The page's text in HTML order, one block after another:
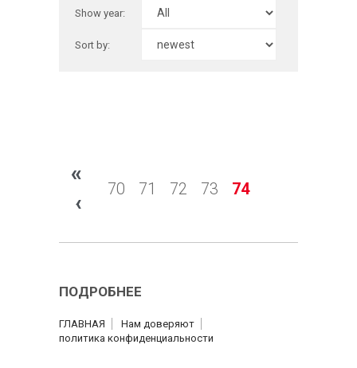
Show year:
Sort by:
«
‹
70 71 72 73 74
ПОДРОБНЕЕ
ГЛАВНАЯ
Нам доверяют
политика конфиденциальности